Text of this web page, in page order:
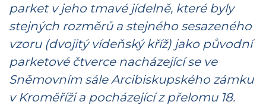
parket v jeho tmavé jídelně, které byly
stejných rozměrů a stejného sesazeného
vzoru (dvojitý vídeňský kříž) jako původní
parketové čtverce nacházející se ve
Sněmovním sále Arcibiskupského zámku
v Kroměříži a pocházející z přelomu 18.